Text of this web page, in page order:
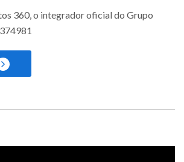
360, o integrador oficial do Grupo